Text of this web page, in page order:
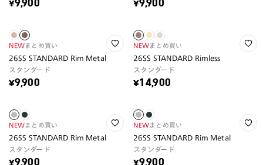
¥9,900 ¥9,900
NEWまとめ買い
26SS STANDARD Rim Metal
スタンダード
¥9,900
NEWまとめ買い
26SS STANDARD Rimless
スタンダード
¥14,900
NEWまとめ買い
26SS STANDARD Rim Metal
スタンダード
¥9,900
NEWまとめ買い
26SS STANDARD Rim Metal
スタンダード
¥9,900